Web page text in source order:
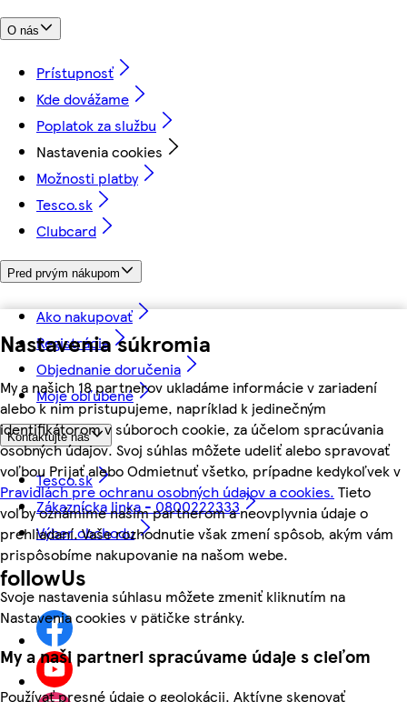
Nastavenia súkromia
My a našich 18 partnerov ukladáme informácie v zariadení
alebo k nim pristupujeme, napríklad k jedinečným
identifikátorom v súboroch cookie, za účelom spracúvania
osobných údajov. Svoj súhlas môžete udeliť alebo spravovať
voľbou Prijať alebo Odmietnuť všetko, prípadne kedykoľvek v
Pravidlách pre ochranu osobných údajov a cookies. Tieto
voľby oznámime našim partnerom a neovplyvnia údaje o
prehliadaní. Vaše rozhodnutie však zmení spôsob, akým vám
prispôsobíme nakupovanie na našom webe.
Svoje nastavenia súhlasu môžete zmeniť kliknutím na
Nastavenia cookies v pätičke stránky.
My a naši partneri spracúvame údaje s cieľom
Používať presné údaje o geolokácii. Aktívne skenovať
O nás
Prístupnosť
Kde dovážame
Poplatok za službu
Nastavenia cookies
Možnosti platby
Tesco.sk
Clubcard
Pred prvým nákupom
Ako nakupovať
Registrácia
Objednanie doručenia
Moje obľúbené
Kontaktujte nás
Tesco.sk
Zákaznícka linka - 0800222333
Výber obchodu
followUs